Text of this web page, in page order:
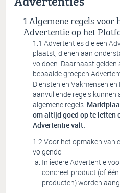
Algemene regels voor
Advertentie op het
Advertenties die een
plaatst, dienen aan
voldoen. Daarnaast gelden
bepaalde groepen
Diensten en Vakmensen
aanvullende regels
algemene regels.
om altijd goed op te letten
Advertentie valt.
Voor het opmaken van
volgende:
In iedere Advertentie
concreet product (of
producten) worden